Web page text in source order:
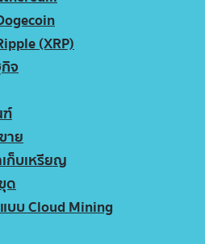
(XRP)
จ
าย
เก็บเหรียญ
ด
บบ Cloud Mining